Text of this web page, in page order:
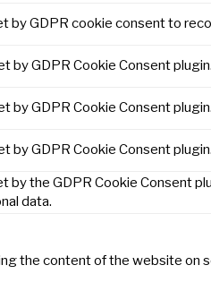
by GDPR cookie consent to
by GDPR Cookie Consent
by GDPR Cookie Consent
by GDPR Cookie Consent
by the GDPR Cookie Consent
data.
the content of the website